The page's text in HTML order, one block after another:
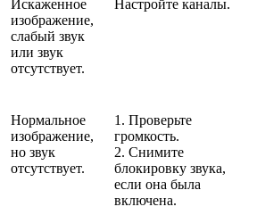
Искаженное
изображение,
слабый звук
или звук
отсутствует.
Настройте каналы.
Нормальное
изображение,
но звук
отсутствует.
1. Проверьте
громкость.
2. Снимите
блокировку звука,
если она была
включена.